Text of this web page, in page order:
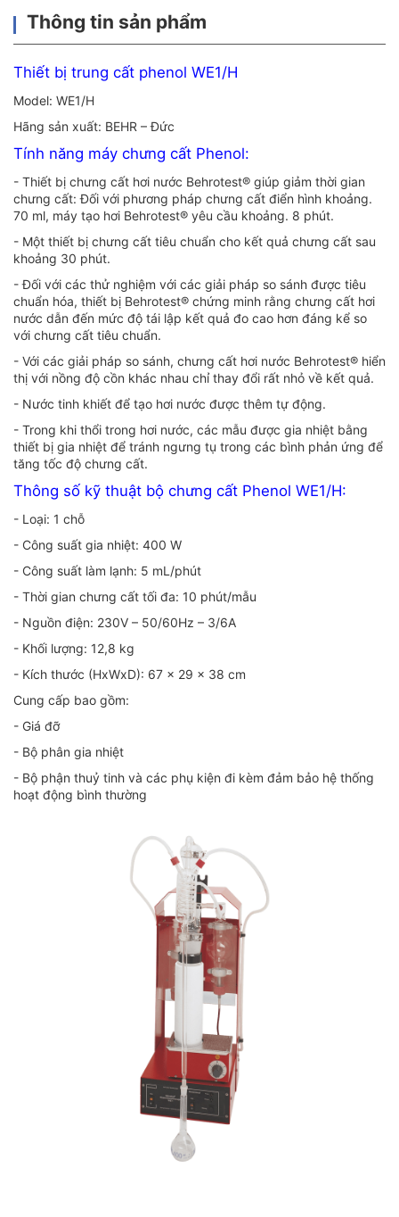
Thông tin sản phẩm
Thiết bị trung cất phenol WE1/H
Model: WE1/H
Hãng sản xuất: BEHR – Đức
Tính năng máy chưng cất Phenol:
- Thiết bị chưng cất hơi nước Behrotest® giúp giảm thời gian
chưng cất: Đối với phương pháp chưng cất điển hình khoảng.
70 ml, máy tạo hơi Behrotest® yêu cầu khoảng. 8 phút.
- Một thiết bị chưng cất tiêu chuẩn cho kết quả chưng cất sau
khoảng 30 phút.
- Đối với các thử nghiệm với các giải pháp so sánh được tiêu
chuẩn hóa, thiết bị Behrotest® chứng minh rằng chưng cất hơi
nước dẫn đến mức độ tái lập kết quả đo cao hơn đáng kể so
với chưng cất tiêu chuẩn.
- Với các giải pháp so sánh, chưng cất hơi nước Behrotest® hiển
thị với nồng độ cồn khác nhau chỉ thay đổi rất nhỏ về kết quả.
- Nước tinh khiết để tạo hơi nước được thêm tự động.
- Trong khi thổi trong hơi nước, các mẫu được gia nhiệt bằng
thiết bị gia nhiệt để tránh ngưng tụ trong các bình phản ứng để
tăng tốc độ chưng cất.
Thông số kỹ thuật bộ chưng cất Phenol WE1/H:
- Loại: 1 chỗ
- Công suất gia nhiệt: 400 W
- Công suất làm lạnh: 5 mL/phút
- Thời gian chưng cất tối đa: 10 phút/mẫu
- Nguồn điện: 230V – 50/60Hz – 3/6A
- Khối lượng: 12,8 kg
- Kích thước (HxWxD): 67 x 29 x 38 cm
Cung cấp bao gồm:
- Giá đỡ
- Bộ phân gia nhiệt
- Bộ phận thuỷ tinh và các phụ kiện đi kèm đảm bảo hệ thống
hoạt động bình thường